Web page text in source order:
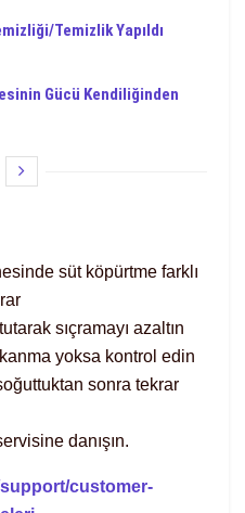
Temizlik Yapıldı
Gücü Kendiliğinden
süt köpürtme farklı
sıçramayı azaltın
yoksa kontrol edin
sonra tekrar
danışın.
customer-